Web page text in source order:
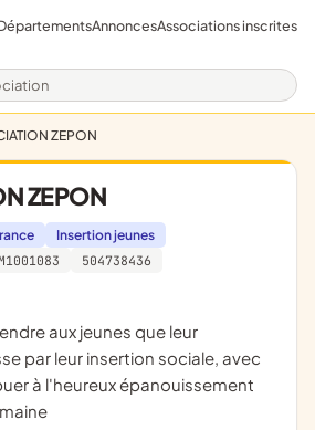
AnnoncesAssociations inscrites
ZEPON
ZEPON
Insertion jeunes
504738436
par leur insertion sociale, avec
à l'heureux épanouissement